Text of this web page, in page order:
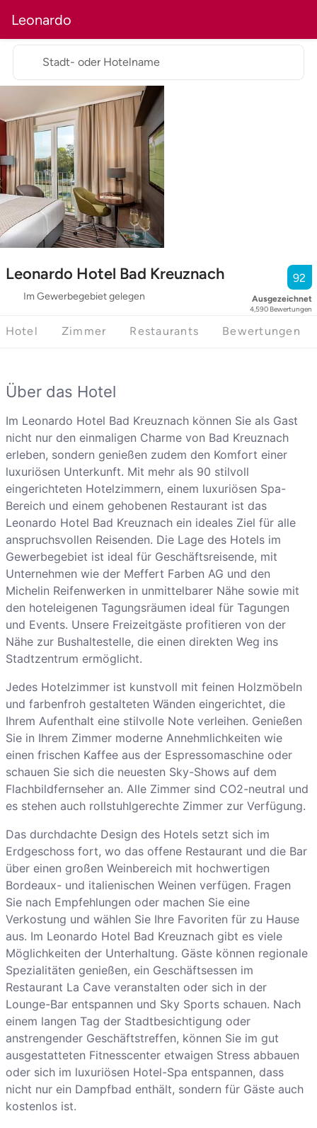
Leonardo
Leonardo Hotel Bad Kreuznach
Im Gewerbegebiet gelegen
92
Ausgezeichnet
4,590 Bewertungen
Stadt- oder Hotelname
Hotel Zimmer Restaurants Bewertungen
Über das Hotel
Im Leonardo Hotel Bad Kreuznach können Sie als Gast
nicht nur den einmaligen Charme von Bad Kreuznach
erleben, sondern genießen zudem den Komfort einer
luxuriösen Unterkunft. Mit mehr als 90 stilvoll
eingerichteten Hotelzimmern, einem luxuriösen Spa-
Bereich und einem gehobenen Restaurant ist das
Leonardo Hotel Bad Kreuznach ein ideales Ziel für alle
anspruchsvollen Reisenden. Die Lage des Hotels im
Gewerbegebiet ist ideal für Geschäftsreisende, mit
Unternehmen wie der Meffert Farben AG und den
Michelin Reifenwerken in unmittelbarer Nähe sowie mit
den hoteleigenen Tagungsräumen ideal für Tagungen
und Events. Unsere Freizeitgäste profitieren von der
Nähe zur Bushaltestelle, die einen direkten Weg ins
Stadtzentrum ermöglicht.
Jedes Hotelzimmer ist kunstvoll mit feinen Holzmöbeln
und farbenfroh gestalteten Wänden eingerichtet, die
Ihrem Aufenthalt eine stilvolle Note verleihen. Genießen
Sie in Ihrem Zimmer moderne Annehmlichkeiten wie
einen frischen Kaffee aus der Espressomaschine oder
schauen Sie sich die neuesten Sky-Shows auf dem
Flachbildfernseher an. Alle Zimmer sind CO2-neutral und
es stehen auch rollstuhlgerechte Zimmer zur Verfügung.
Das durchdachte Design des Hotels setzt sich im
Erdgeschoss fort, wo das offene Restaurant und die Bar
über einen großen Weinbereich mit hochwertigen
Bordeaux- und italienischen Weinen verfügen. Fragen
Sie nach Empfehlungen oder machen Sie eine
Verkostung und wählen Sie Ihre Favoriten für zu Hause
aus. Im Leonardo Hotel Bad Kreuznach gibt es viele
Möglichkeiten der Unterhaltung. Gäste können regionale
Spezialitäten genießen, ein Geschäftsessen im
Restaurant La Cave veranstalten oder sich in der
Lounge-Bar entspannen und Sky Sports schauen. Nach
einem langen Tag der Stadtbesichtigung oder
anstrengender Geschäftstreffen, können Sie im gut
ausgestatteten Fitnesscenter etwaigen Stress abbauen
oder sich im luxuriösen Hotel-Spa entspannen, dass
nicht nur ein Dampfbad enthält, sondern für Gäste auch
kostenlos ist.